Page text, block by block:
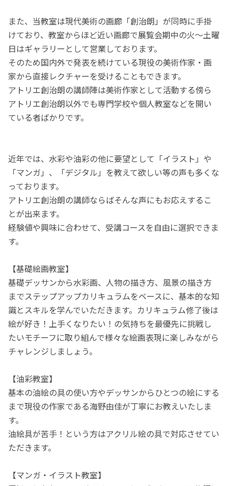
また、当教室は現代美術の画廊「創治朗」が同時に手掛
けており、教室からほど近い画廊で展覧会期中の火～土曜
日はギャラリーとして営業しております。
そのため国内外で発表を続けている現役の美術作家・画
家から直接レクチャーを受けることもできます。
アトリエ創治朗の講師陣は美術作家として活動する傍ら
アトリエ創治朗以外でも専門学校や個人教室などを開い
ている者ばかりです。
近年では、水彩や油彩の他に要望として「イラスト」や
「マンガ」、「デジタル」を教えて欲しい等の声も多くな
っております。
アトリエ創治朗の講師ならばそんな声にもお応えするこ
とが出来ます。
経験値や興味に合わせて、受講コースを自由に選択できま
す。
【基礎絵画教室】
基礎デッサンから水彩画、人物の描き方、風景の描き方
までステップアップカリキュラムをベースに、基本的な知
識とスキルを学んでいただきます。カリキュラム修了後は
絵が好き！上手くなりたい！の気持ちを最優先に挑戦し
たいモチーフに取り組んで様々な絵画表現に楽しみながら
チャレンジしましょう。
【油彩教室】
基本の油絵の具の使い方やデッサンからひとつの絵にする
まで現役の作家である海野由佳が丁寧にお教えいたしま
す。
油絵具が苦手！という方はアクリル絵の具で対応させてい
ただきます。
【マンガ・イラスト教室】